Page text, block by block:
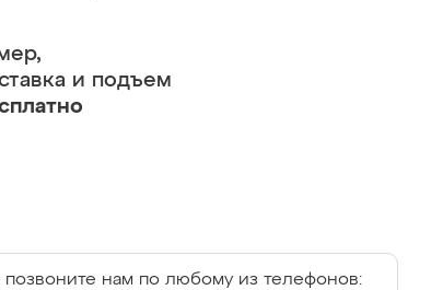
и подъем
нам по любому из телефонов: